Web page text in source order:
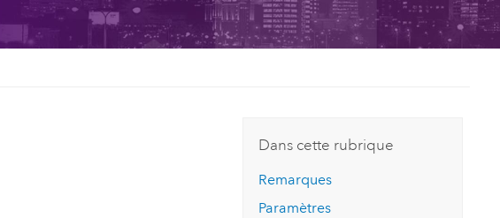
Dans cette rubrique
Remarques
Paramètres